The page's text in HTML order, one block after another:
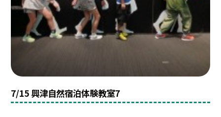
7/15 興津自然宿泊体験教室7